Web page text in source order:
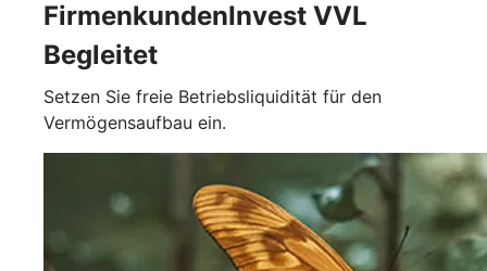
FirmenkundenInvest VVL
Begleitet
Setzen Sie freie Betriebsliquidität für den
Vermögensaufbau ein.